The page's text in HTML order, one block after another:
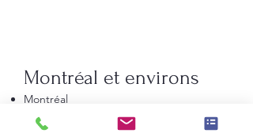
Montréal et environs
Montréal
Laval
Longueuil